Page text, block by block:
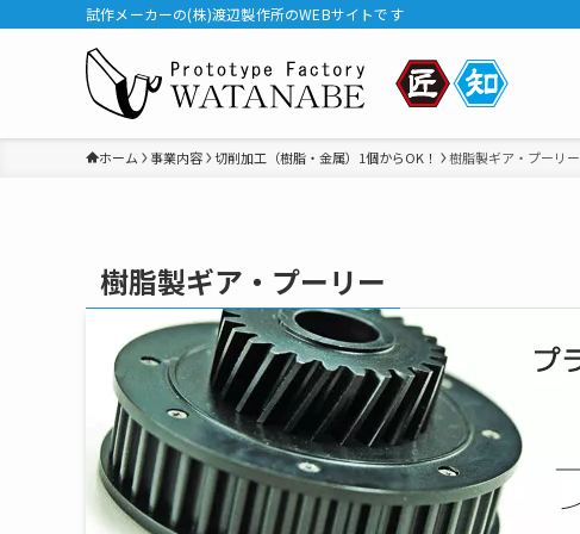
試作メーカーの(株)渡辺製作所のWEBサイトです
ホーム 事業内容 切削加工（樹脂・金属）1個からOK！ 樹脂製ギア・プーリー
樹脂製ギア・プーリー